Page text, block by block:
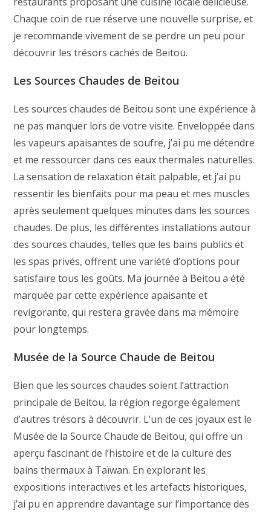
Chaque coin de rue réserve une nouvelle surprise, et
je recommande vivement de se perdre un peu pour
découvrir les trésors cachés de Beitou.
Les Sources Chaudes de Beitou
Les sources chaudes de Beitou sont une expérience à
ne pas manquer lors de votre visite. Enveloppée dans
les vapeurs apaisantes de soufre, j’ai pu me détendre
et me ressourcer dans ces eaux thermales naturelles.
La sensation de relaxation était palpable, et j’ai pu
ressentir les bienfaits pour ma peau et mes muscles
après seulement quelques minutes dans les sources
chaudes. De plus, les différentes installations autour
des sources chaudes, telles que les bains publics et
les spas privés, offrent une variété d’options pour
satisfaire tous les goûts. Ma journée à Beitou a été
marquée par cette expérience apaisante et
revigorante, qui restera gravée dans ma mémoire
pour longtemps.
Musée de la Source Chaude de Beitou
Bien que les sources chaudes soient l’attraction
principale de Beitou, la région regorge également
d’autres trésors à découvrir. L’un de ces joyaux est le
Musée de la Source Chaude de Beitou, qui offre un
aperçu fascinant de l’histoire et de la culture des
bains thermaux à Taïwan. En explorant les
expositions interactives et les artefacts historiques,
j’ai pu en apprendre davantage sur l’importance des